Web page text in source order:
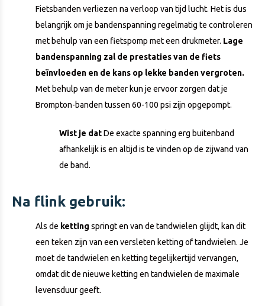
Fietsbanden verliezen na verloop van tijd lucht. Het is dus
belangrijk om je bandenspanning regelmatig te controleren
met behulp van een fietspomp met een drukmeter. Lage
bandenspanning zal de prestaties van de fiets
beïnvloeden en de kans op lekke banden vergroten.
Met behulp van de meter kun je ervoor zorgen dat je
Brompton-banden tussen 60-100 psi zijn opgepompt.
Wist je datDe exacte spanning erg buitenband
afhankelijk is en altijd is te vinden op de zijwand van
de band.
Na flink gebruik:
Als de ketting springt en van de tandwielen glijdt, kan dit
een teken zijn van een versleten ketting of tandwielen. Je
moet de tandwielen en ketting tegelijkertijd vervangen,
omdat dit de nieuwe ketting en tandwielen de maximale
levensduur geeft.